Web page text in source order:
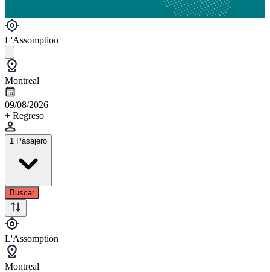
L'Assomption
Montreal
09/08/2026
+ Regreso
1 Pasajero
Buscar
L'Assomption
Montreal